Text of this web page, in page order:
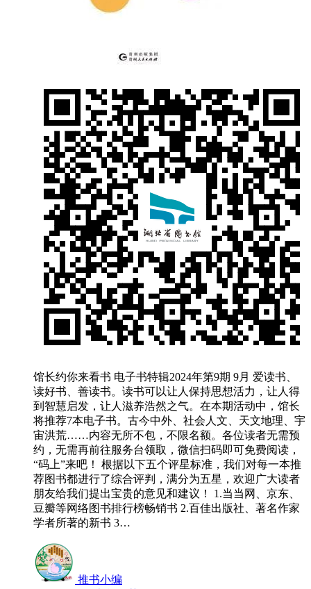
馆长约你来看书 电子书特辑2024年第9期 9月 爱读书、
读好书、善读书。读书可以让人保持思想活力，让人得
到智慧启发，让人滋养浩然之气。在本期活动中，馆长
将推荐7本电子书。古今中外、社会人文、天文地理、宇
宙洪荒……内容无所不包，不限名额。各位读者无需预
约，无需再前往服务台领取，微信扫码即可免费阅读，
“码上”来吧！ 根据以下五个评星标准，我们对每一本推
荐图书都进行了综合评判，满分为五星，欢迎广大读者
朋友给我们提出宝贵的意见和建议！ 1.当当网、京东、
豆瓣等网络图书排行榜畅销书 2.百佳出版社、著名作家
学者所著的新书 3…
推书小编